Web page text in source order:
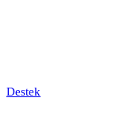
Destek